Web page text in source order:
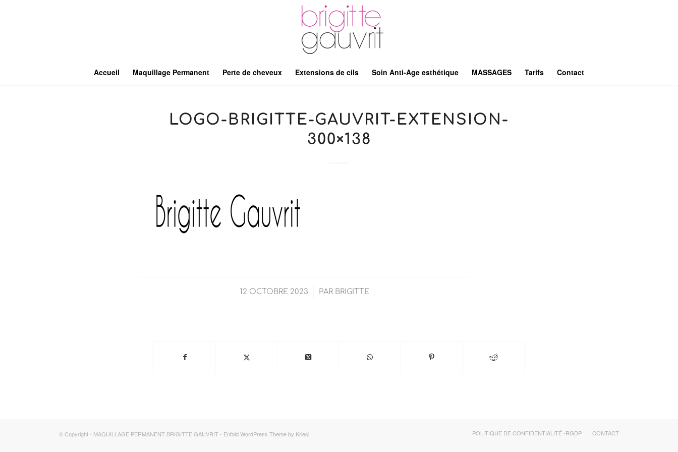
Accueil Maquillage Permanent Perte de cheveux Extensions de cils Soin Anti-Age esthétique MASSAGES Tarifs Contact
LOGO-BRIGITTE-GAUVRIT-EXTENSION-
300×138
12 OCTOBRE 2023
/ PAR BRIGITTE
© Copyright - MAQUILLAGE PERMANENT BRIGITTE GAUVRIT - Enfold WordPress Theme by Kriesi POLITIQUE DE CONFIDENTIALITÉ -RGDP CONTACT